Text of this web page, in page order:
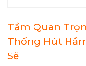
Tầm Quan
Thống Hút
Sẽ